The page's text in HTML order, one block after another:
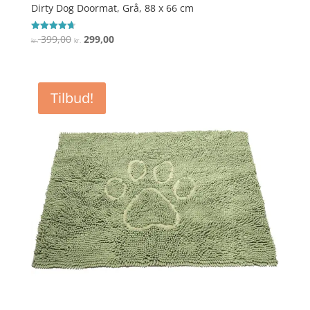
Dirty Dog Doormat, Grå, 88 x 66 cm
Vurderet
4.7
kr.399,00 Den
var:
kr. 399,00.
kr.299,00Den
Tilbud!